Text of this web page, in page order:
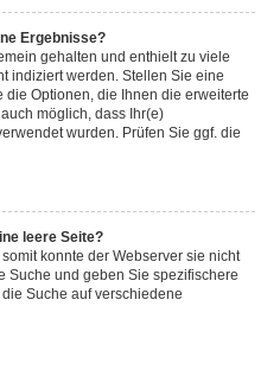
Ergebnisse?
gehalten und enthielt zu viele
indiziert werden. Stellen Sie eine
Optionen, die Ihnen die erweiterte
möglich, dass Ihr(e)
wurden. Prüfen Sie ggf. die
leere Seite?
konnte der Webserver sie nicht
Suche und geben Sie spezifischere
Suche auf verschiedene